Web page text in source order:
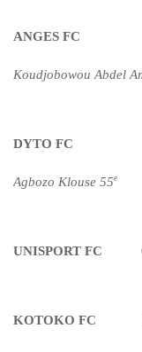
ANGES FC
Koudjobowou Abdel
DYTO FC 1-
Agbozo Klouse 55e
UNISPORT FC
KOTOKO FC